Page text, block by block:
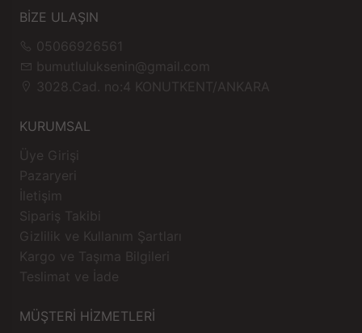
BİZE ULAŞIN
05066926561
bumutluluksenin@gmail.com
3028.Cad. no:4 KONUTKENT/ANKARA
KURUMSAL
Üye Girişi
Pazaryeri
İletişim
Sipariş Takibi
Gizlilik ve Kullanım Şartları
Kargo ve Taşıma Bilgileri
Teslimat ve İade
MÜŞTERİ HİZMETLERİ